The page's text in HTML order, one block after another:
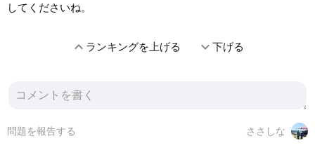
してくださいね。
expand_lessランキングを上げる expand_more下げる
ささしな
問題を報告する